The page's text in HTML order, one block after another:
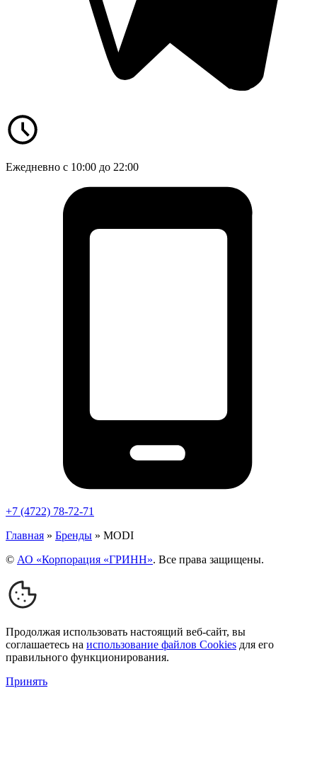
Ежедневно с 10:00 до 22:00
+7 (4722) 78-72-71
Главная » Бренды » MODI
© АО «Корпорация «ГРИНН». Все права защищены.
Продолжая использовать настоящий веб-сайт, вы
соглашаетесь на использование файлов Cookies для его
правильного функционирования.
Принять